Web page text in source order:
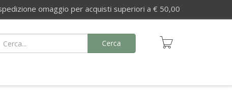
omaggio per acquisti superiori a € 50,00
Cerca